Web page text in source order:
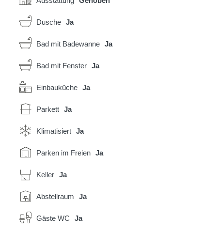
Dusche Ja
Bad mit Badewanne Ja
Bad mit Fenster Ja
Einbauküche Ja
Parkett Ja
Klimatisiert Ja
Parken im Freien Ja
Keller Ja
Abstellraum Ja
Gäste WC Ja